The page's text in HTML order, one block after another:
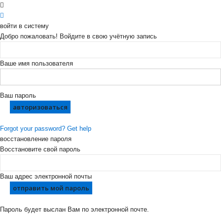
войти в систему
Добро пожаловать! Войдите в свою учётную запись
Ваше имя пользователя
Ваш пароль
Forgot your password? Get help
восстановление пароля
Восстановите свой пароль
Ваш адрес электронной почты
Пароль будет выслан Вам по электронной почте.